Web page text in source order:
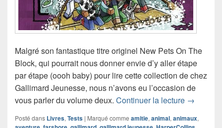
Malgré son fantastique titre originel New Pets On The
Block, qui pourrait nous donner envie d’y aller étape
par étape (oooh baby) pour lire cette collection de chez
Gallimard Jeunesse, nous n’avons eu l’occasion de
vous parler du volume deux. Continuer la lecture →
Posté dans Livres, Tests | Marqué comme amitie, animal, animaux,